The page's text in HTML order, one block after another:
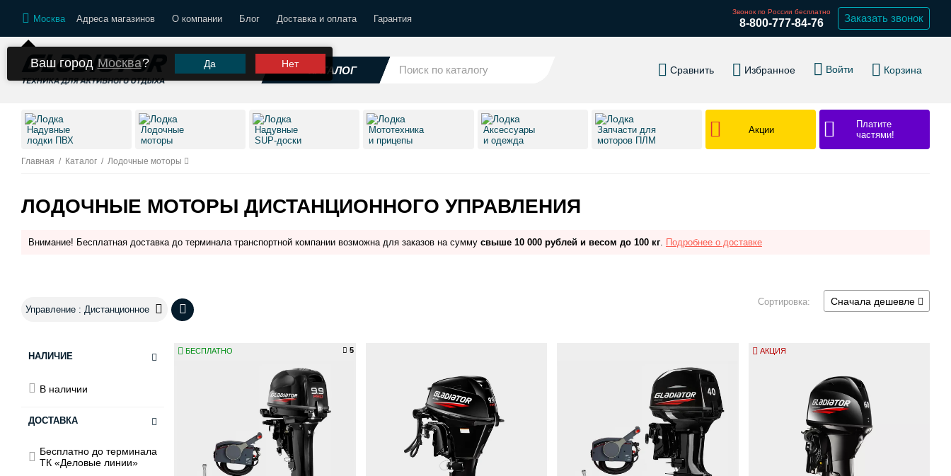
Москва Адреса магазинов О компании Блог Доставка и оплата Гарантия
Звонок по России бесплатно
8-800-777-84-76 Заказать звонок
КАТАЛОГ Сравнить Избранное Войти Корзина
Ваш городМосква? Да Нет
Надувные
лодки ПВХ
Лодочные
моторы
Надувные
SUP-доски
Мототехника
и прицепы
Аксессуары
и одежда
Запчасти для
моторов ПЛМ
Акции
Платите
частями!
Главная / Каталог / Лодочные моторы
ЛОДОЧНЫЕ МОТОРЫ ДИСТАНЦИОННОГО УПРАВЛЕНИЯ
Внимание! Бесплатная доставка до терминала транспортной компании возможна для заказов на сумму свыше 10 000 рублей и весом до 100 кг. Подробнее о доставке
Управление : Дистанционное
Сортировка: Сначала дешевле
НАЛИЧИЕ
В наличии
ДОСТАВКА
Бесплатно до терминала
ТК «Деловые линии»
БЕСПЛАТНО 5 АКЦИЯ